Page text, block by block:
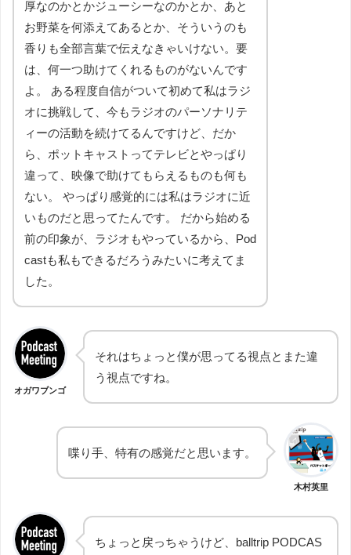
厚なのかとかジューシーなのかとか、あと
お野菜を何添えてあるとか、そういうのも
香りも全部言葉で伝えなきゃいけない。要
は、何一つ助けてくれるものがないんです
よ。 ある程度自信がついて初めて私はラジ
オに挑戦して、今もラジオのパーソナリテ
ィーの活動を続けてるんですけど、だか
ら、ポットキャストってテレビとやっぱり
違って、映像で助けてもらえるものも何も
ない。 やっぱり感覚的には私はラジオに近
いものだと思ってたんです。 だから始める
前の印象が、ラジオもやっているから、Pod
castも私もできるだろうみたいに考えてま
した。
オガワブンゴ
それはちょっと僕が思ってる視点とまた違
う視点ですね。
木村英里
喋り手、特有の感覚だと思います。
ちょっと戻っちゃうけど、balltrip PODCAS